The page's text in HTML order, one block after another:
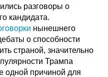
разговоры о
кандидата.
нынешнего
о способности
страной, значительно
Трампа
одной причиной для